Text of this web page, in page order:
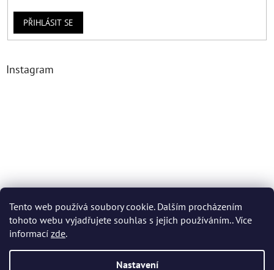
Tento web používá soubory cookie. Dalším procházením
tohoto webu vyjadřujete souhlas s jejich používáním.. Více
informací zde.
Nastavení
PŘIHLÁSIT SE
Instagram
Sledovat na Instagramu
Vytvořil Shoptet Premium